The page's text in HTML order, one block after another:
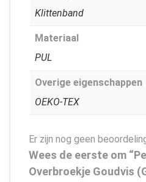
Klittenband
Materiaal
PUL
Overige eigenschappen
OEKO-TEX
Er zijn nog geen
Wees de eerste om
Overbroekje Goudvis